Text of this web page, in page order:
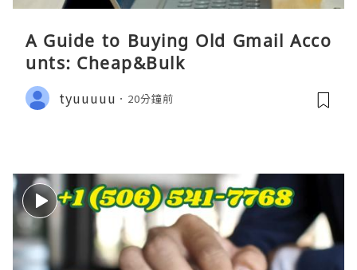
A Guide to Buying Old Gmail Acco
unts: Cheap&Bulk
tyuuuuu 20分鐘前